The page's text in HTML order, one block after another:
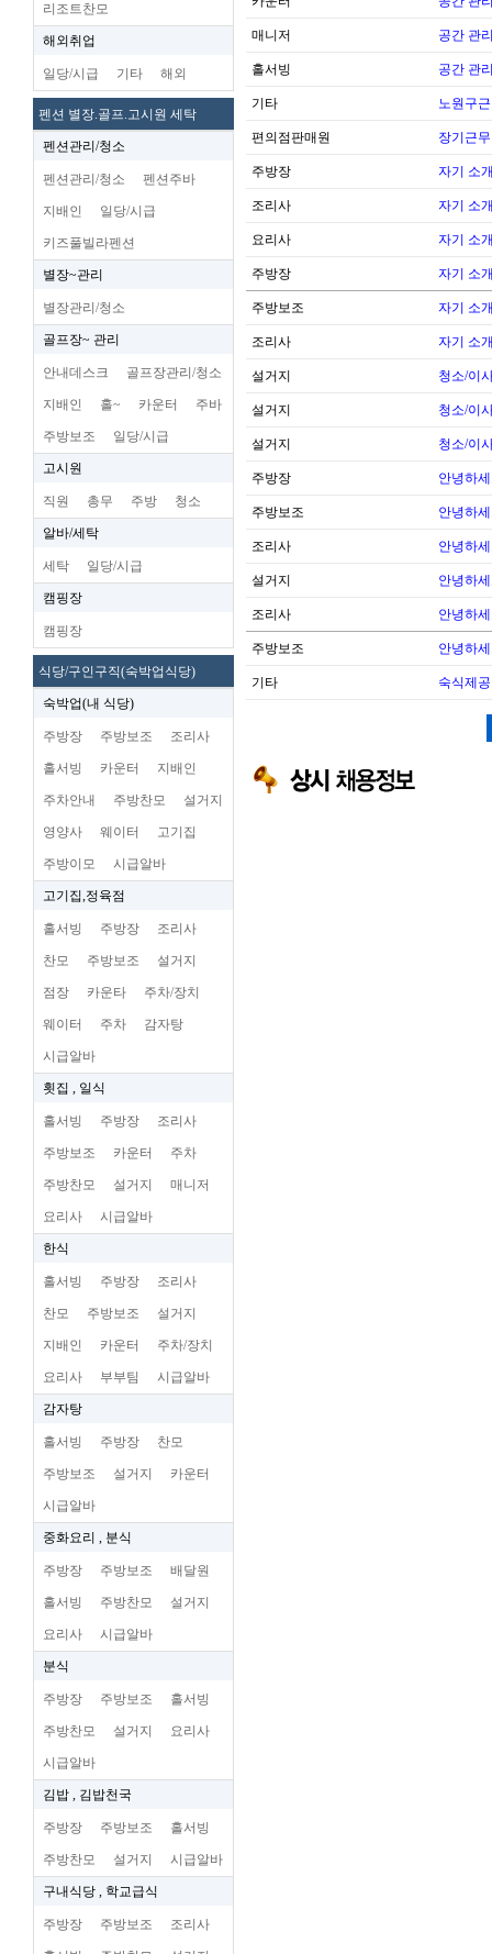
리조트찬모
해외취업
일당/시급 기타 해외
펜션 별장.골프.고시원 세탁
펜션관리/청소
펜션관리/청소 펜션주바
지배인 일당/시급
키즈풀빌라펜션
별장~관리
별장관리/청소
골프장~ 관리
안내데스크 골프장관리/청소
지배인 홀~ 카운터 주바
주방보조 일당/시급
고시원
직원 총무 주방 청소
알바/세탁
세탁 일당/시급
캠핑장
캠핑장
식당/구인구직(숙박업식당)
숙박업(내 식당)
주방장 주방보조 조리사
홀서빙 카운터 지배인
주차안내 주방찬모 설거지
영양사 웨이터 고기집
주방이모 시급알바
고기집,정육점
홀서빙 주방장 조리사
찬모 주방보조 설거지
점장 카운타 주차/장치
웨이터 주차 감자탕
시급알바
횟집 , 일식
홀서빙 주방장 조리사
주방보조 카운터 주차
주방찬모 설거지 매니저
요리사 시급알바
한식
홀서빙 주방장 조리사
찬모 주방보조 설거지
지배인 카운터 주차/장치
요리사 부부팀 시급알바
감자탕
홀서빙 주방장 찬모
주방보조 설거지 카운터
시급알바
중화요리 , 분식
주방장 주방보조 배달원
홀서빙 주방찬모 설거지
요리사 시급알바
분식
주방장 주방보조 홀서빙
주방찬모 설거지 요리사
시급알바
김밥 , 김밥천국
주방장 주방보조 홀서빙
주방찬모 설거지 시급알바
구내식당 , 학교급식
주방장 주방보조 조리사
매니저 공간 관
홀서빙 공간 관
기타 노원구
편의점판매원 장기근
주방장 자기 소
조리사 자기 소
요리사 자기 소
주방장 자기 소
주방보조 자기 소
조리사 자기 소
설거지 청소/이
설거지 청소/이
설거지 청소/이
주방장 안녕하
주방보조 안녕하
조리사 안녕하
설거지 안녕하
조리사 안녕하
주방보조 안녕하
기타 숙식제